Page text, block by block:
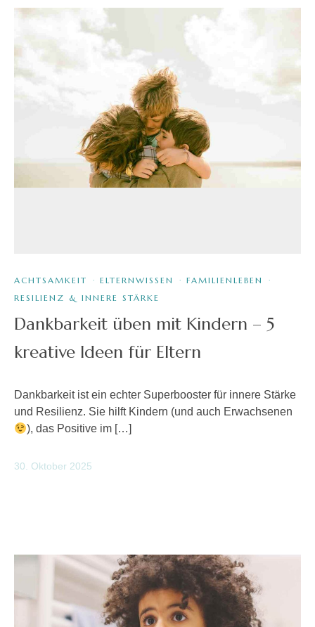
ACHTSAMKEIT · ELTERNWISSEN · FAMILIENLEBEN
·
RESILIENZ & INNERE STÄRKE
Dankbarkeit üben mit Kindern – 5
kreative Ideen für Eltern
Dankbarkeit ist ein echter Superbooster für innere Stärke
und Resilienz. Sie hilft Kindern (und auch Erwachsenen
), das Positive im […]
30. Oktober 2025